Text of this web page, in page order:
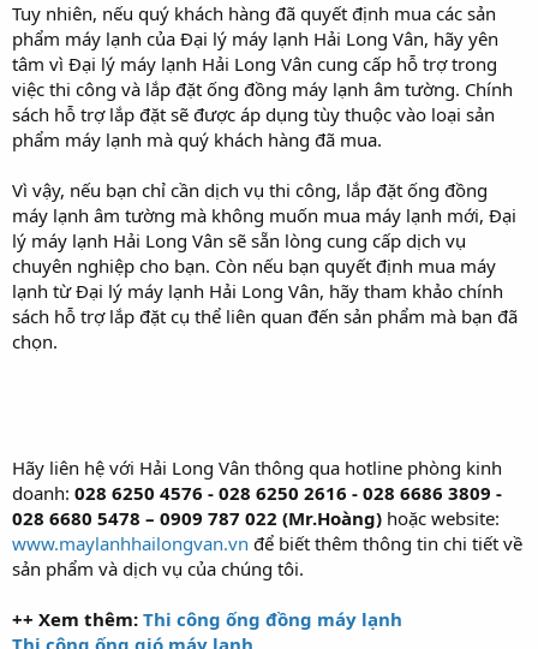
Tuy nhiên, nếu quý khách hàng đã quyết định mua các sản
phẩm máy lạnh của Đại lý máy lạnh Hải Long Vân, hãy yên
tâm vì Đại lý máy lạnh Hải Long Vân cung cấp hỗ trợ trong
việc thi công và lắp đặt ống đồng máy lạnh âm tường. Chính
sách hỗ trợ lắp đặt sẽ được áp dụng tùy thuộc vào loại sản
phẩm máy lạnh mà quý khách hàng đã mua.
Vì vậy, nếu bạn chỉ cần dịch vụ thi công, lắp đặt ống đồng
máy lạnh âm tường mà không muốn mua máy lạnh mới, Đại
lý máy lạnh Hải Long Vân sẽ sẵn lòng cung cấp dịch vụ
chuyên nghiệp cho bạn. Còn nếu bạn quyết định mua máy
lạnh từ Đại lý máy lạnh Hải Long Vân, hãy tham khảo chính
sách hỗ trợ lắp đặt cụ thể liên quan đến sản phẩm mà bạn đã
chọn.
Hãy liên hệ với Hải Long Vân thông qua hotline phòng kinh
doanh: 028 6250 4576 - 028 6250 2616 - 028 6686 3809 -
028 6680 5478 – 0909 787 022 (Mr.Hoàng) hoặc website:
www.maylanhhailongvan.vn để biết thêm thông tin chi tiết về
sản phẩm và dịch vụ của chúng tôi.
++ Xem thêm: Thi công ống đồng máy lạnh
Thi công ống gió máy lạnh